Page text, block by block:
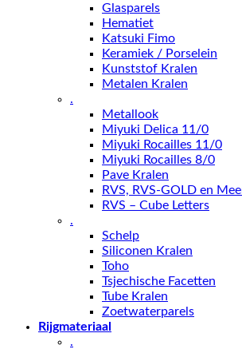
Glasparels
Hematiet
Katsuki Fimo
Keramiek / Porselein
Kunststof Kralen
Metalen Kralen
.
Metallook
Miyuki Delica 11/0
Miyuki Rocailles 11/0
Miyuki Rocailles 8/0
Pave Kralen
RVS, RVS-GOLD en
RVS – Cube Letters
.
Schelp
Siliconen Kralen
Toho
Tsjechische Facetten
Tube Kralen
Zoetwaterparels
Rijgmateriaal
.